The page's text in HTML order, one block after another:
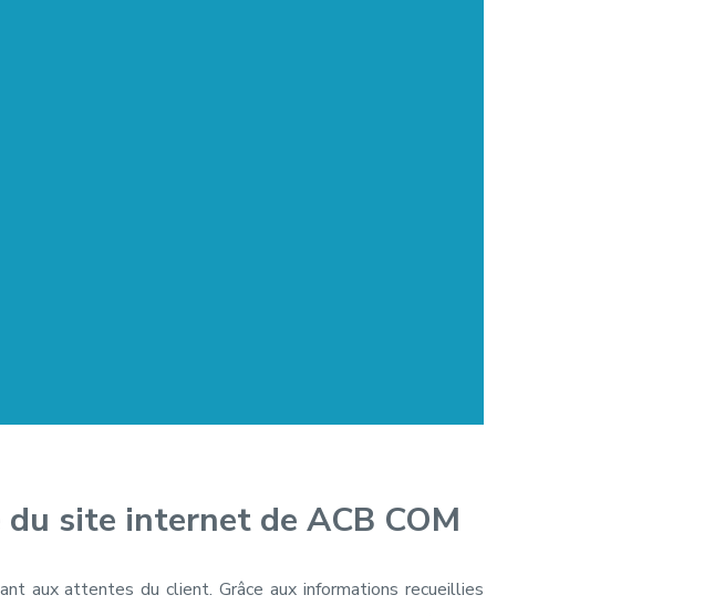
site internet de ACB COM
aux attentes du client. Grâce aux informations recueillies